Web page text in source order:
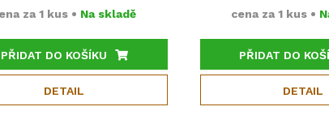
za1 kus • Na skladě
PŘIDAT DO KOŠÍKU
DETAIL
cena za 1 kus •
PŘIDAT DO
DETAIL